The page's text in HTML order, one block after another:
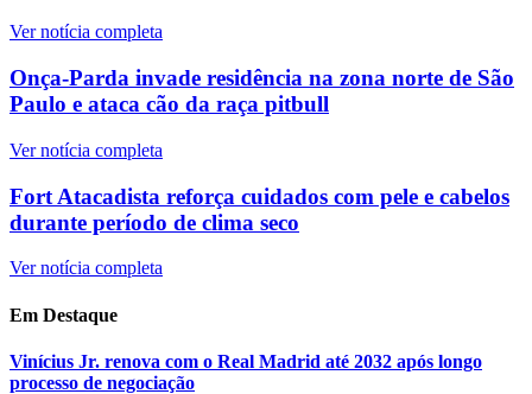
Ver notícia completa
Onça-Parda invade residência na zona norte de São
Paulo e ataca cão da raça pitbull
Ver notícia completa
Fort Atacadista reforça cuidados com pele e cabelos
durante período de clima seco
Ver notícia completa
Em Destaque
Vinícius Jr. renova com o Real Madrid até 2032 após longo
processo de negociação